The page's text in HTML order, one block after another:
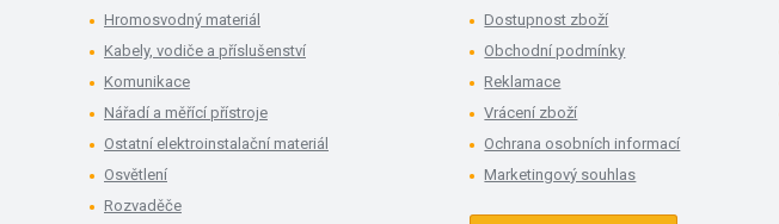
Hromosvodný materiál
Kabely, vodiče a příslušenství
Komunikace
Nářadí a měřící přístroje
Ostatní elektroinstalační materiál
Osvětlení
Rozvaděče
Dostupnost zboží
Obchodní podmínky
Reklamace
Vrácení zboží
Ochrana osobních informací
Marketingový souhlas